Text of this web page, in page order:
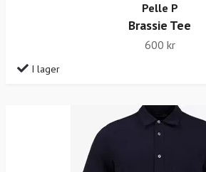
Pelle P
Brassie Tee
600 kr
I lager